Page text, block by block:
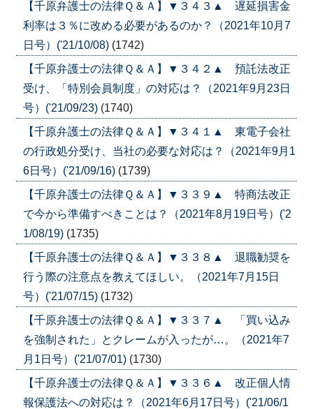
【千原弁護士の法律Ｑ＆Ａ】▼３４３▲ 遅延損害金
利率は３％に改める必要があるのか？（2021年10月7
日号）('21/10/08) (1742)
【千原弁護士の法律Ｑ＆Ａ】▼３４２▲ 預託法改正
受け、「特別会員制度」の対応は？（2021年9月23日
号）('21/09/23) (1740)
【千原弁護士の法律Ｑ＆Ａ】▼３４１▲ 東電子会社
の行政処分受け、当社の必要な対応は？（2021年9月1
6日号）('21/09/16) (1739)
【千原弁護士の法律Ｑ＆Ａ】▼３３９▲ 特商法改正
で今から準備すべきことは？（2021年8月19日号）('2
1/08/19) (1735)
【千原弁護士の法律Ｑ＆Ａ】▼３３８▲ 退職勧奨を
行う際の注意点を教えてほしい。（2021年7月15日
号）('21/07/15) (1732)
【千原弁護士の法律Ｑ＆Ａ】▼３３７▲ 「買い込み
を強制された」とクレームが入ったが…。（2021年7
月1日号）('21/07/01) (1730)
【千原弁護士の法律Ｑ＆Ａ】▼３３６▲ 改正個人情
報保護法への対応は？（2021年6月17日号）('21/06/1